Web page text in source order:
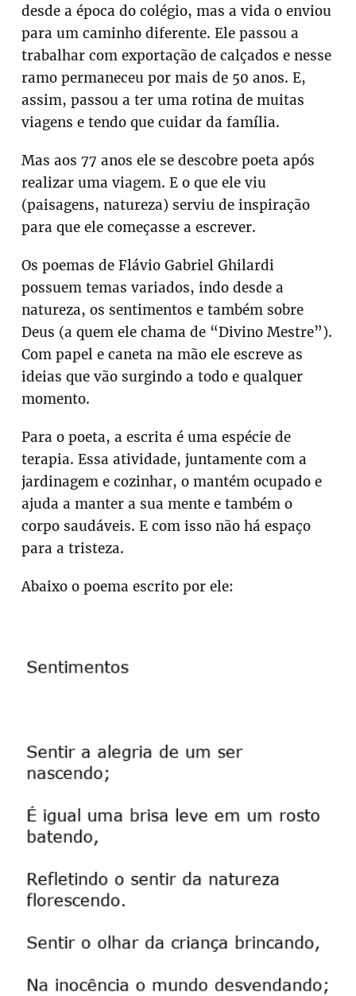
desde a época do colégio, mas a vida o enviou
para um caminho diferente. Ele passou a
trabalhar com exportação de calçados e nesse
ramo permaneceu por mais de 50 anos. E,
assim, passou a ter uma rotina de muitas
viagens e tendo que cuidar da família.
Mas aos 77 anos ele se descobre poeta após
realizar uma viagem. E o que ele viu
(paisagens, natureza) serviu de inspiração
para que ele começasse a escrever.
Os poemas de Flávio Gabriel Ghilardi
possuem temas variados, indo desde a
natureza, os sentimentos e também sobre
Deus (a quem ele chama de “Divino Mestre”).
Com papel e caneta na mão ele escreve as
ideias que vão surgindo a todo e qualquer
momento.
Para o poeta, a escrita é uma espécie de
terapia. Essa atividade, juntamente com a
jardinagem e cozinhar, o mantém ocupado e
ajuda a manter a sua mente e também o
corpo saudáveis. E com isso não há espaço
para a tristeza.
Abaixo o poema escrito por ele: